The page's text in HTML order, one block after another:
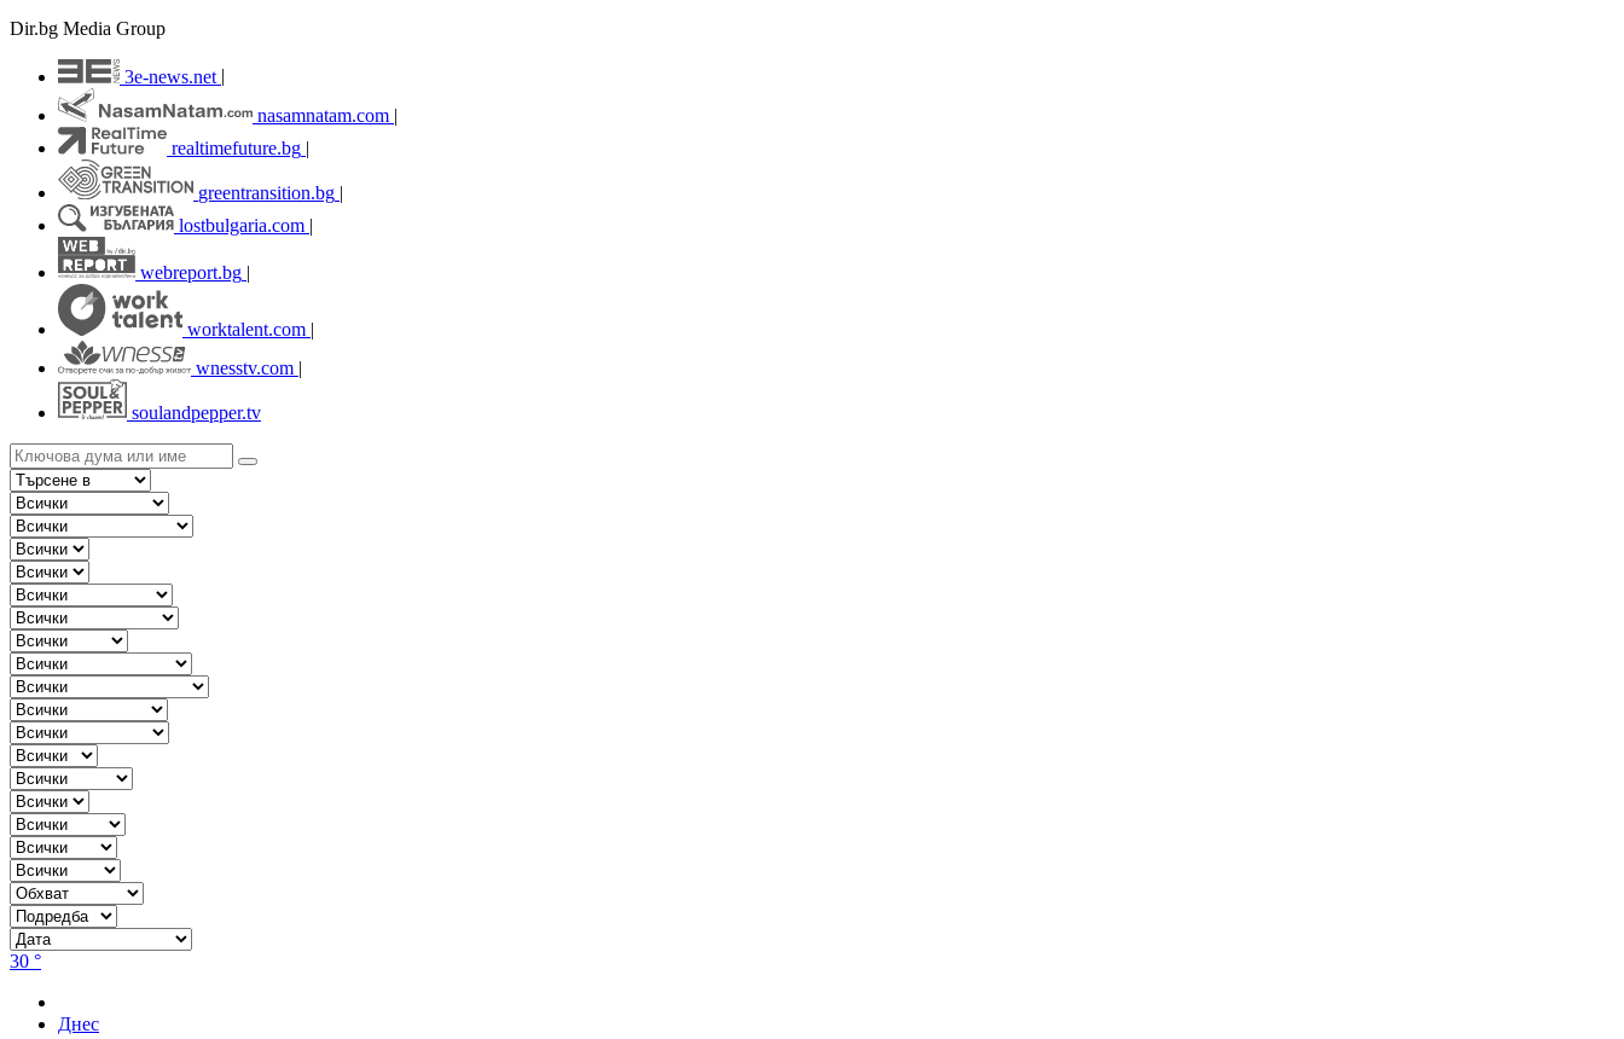
Dir.bg Media Group
3e-news.net
nasamnatam.com |
realtimefuture.bg |
greentransition.bg |
lostbulgaria.com |
webreport.bg |
worktalent.com |
wnesstv.com |
soulandpepper.tv
30 °
Днес